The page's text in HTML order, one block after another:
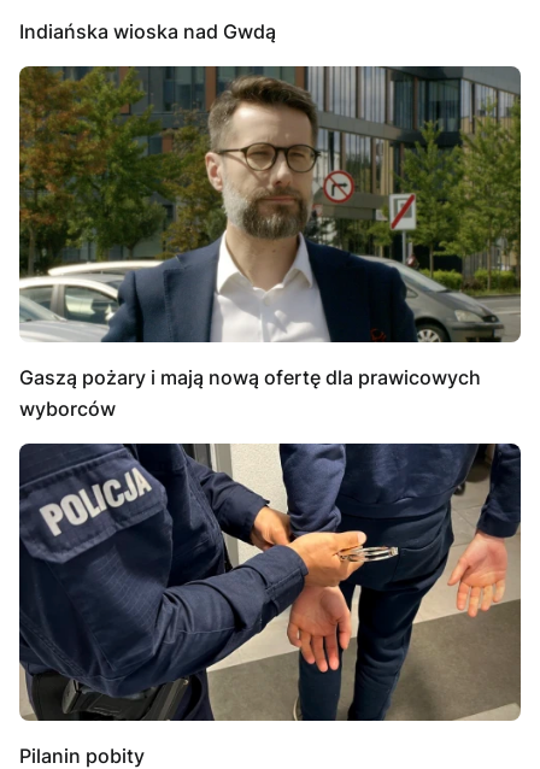
Indiańska wioska nad Gwdą
Gaszą pożary i mają nową ofertę dla prawicowych
wyborców
Pilanin pobity